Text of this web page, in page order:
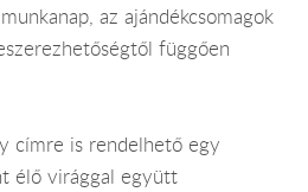
az ajándékcsomagok
függően
címre is rendelhető egy
élő virággal együtt